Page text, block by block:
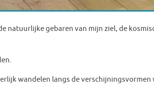
natuurlijke gebaren van mijn ziel, de
wandelen langs de